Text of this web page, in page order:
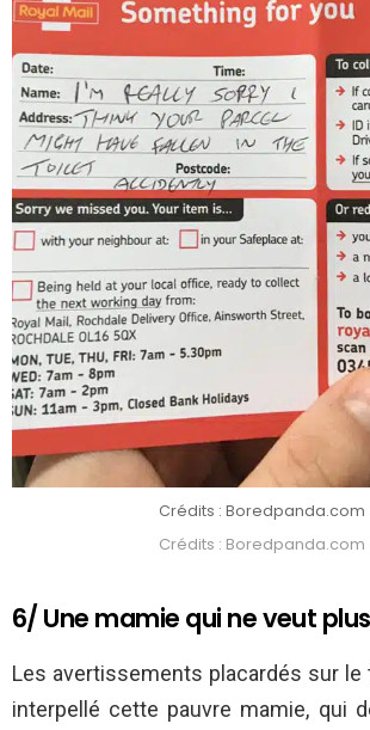
Crédits : Boredpanda.com
Crédits : Boredpanda.com
6/ Une mamie qui ne veut
Les avertissements placardés sur le
interpellé cette pauvre mamie, qui